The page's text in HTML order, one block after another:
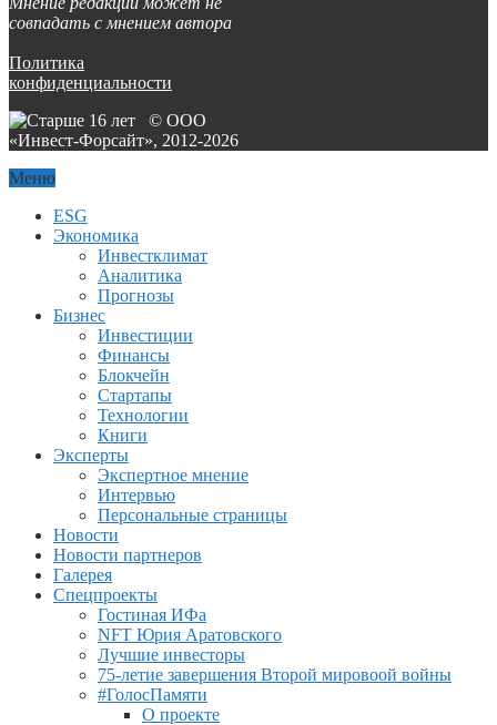
совпадать с мнением автора
Политика
конфиденциальности
© ООО
«Инвест-Форсайт», 2012-2026
Меню
ESG
Экономика
Инвестклимат
Аналитика
Прогнозы
Бизнес
Инвестиции
Финансы
Блокчейн
Стартапы
Технологии
Книги
Эксперты
Экспертное мнение
Интервью
Персональные страницы
Новости
Новости партнеров
Галерея
Спецпроекты
Гостиная ИФа
NFT Юрия Аратовского
Лучшие инвесторы
75-летие завершения Второй мировоой войны
#ГолосПамяти
О проекте